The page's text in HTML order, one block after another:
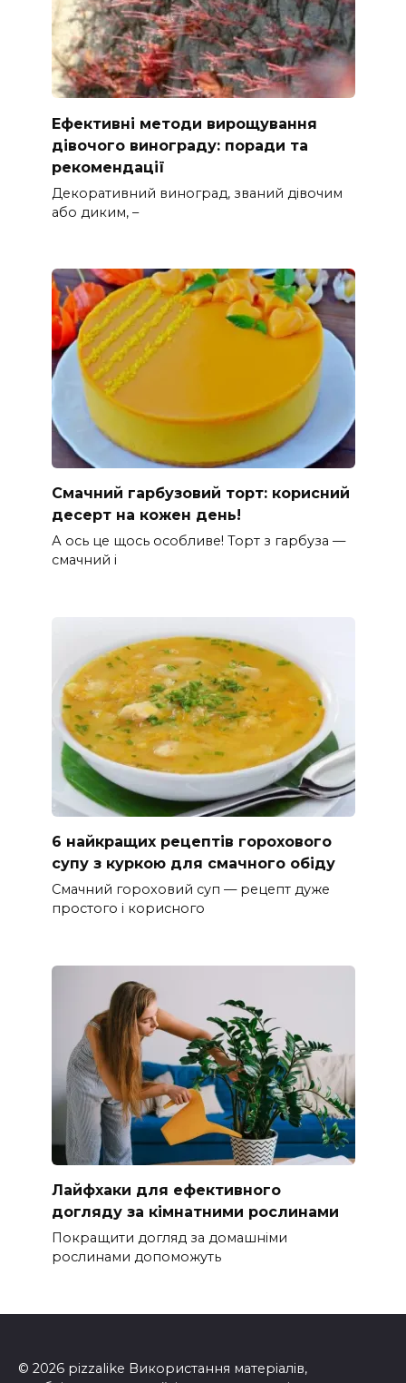
Ефективні методи вирощування
дівочого винограду: поради та
рекомендації
Декоративний виноград, званий дівочим
або диким, –
Смачний гарбузовий торт: корисний
десерт на кожен день!
А ось це щось особливе! Торт з гарбуза —
смачний і
6 найкращих рецептів горохового
супу з куркою для смачного обіду
Смачний гороховий суп — рецепт дуже
простого і корисного
Лайфхаки для ефективного
догляду за кімнатними рослинами
Покращити догляд за домашніми
рослинами допоможуть
© 2026 pizzalike Використання матеріалів,